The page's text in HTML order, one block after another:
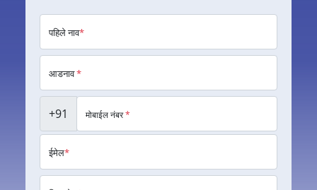
पहिले नाव*
आडनाव*
+91 मोबाईल नंबर*
ईमेल*